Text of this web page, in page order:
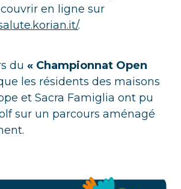
en ligne sur
.
du « Championnat Open
les résidents des maisons
et Sacra Famiglia ont pu
sur un parcours aménagé